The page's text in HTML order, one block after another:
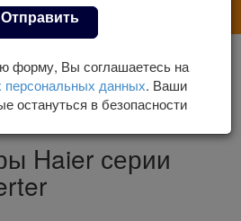
Кондиционеры Haier
Coral DC inverter
Haier серии
Отправить
форму, Вы соглашаетесь на
данных. Ваши
остануться в безопасности